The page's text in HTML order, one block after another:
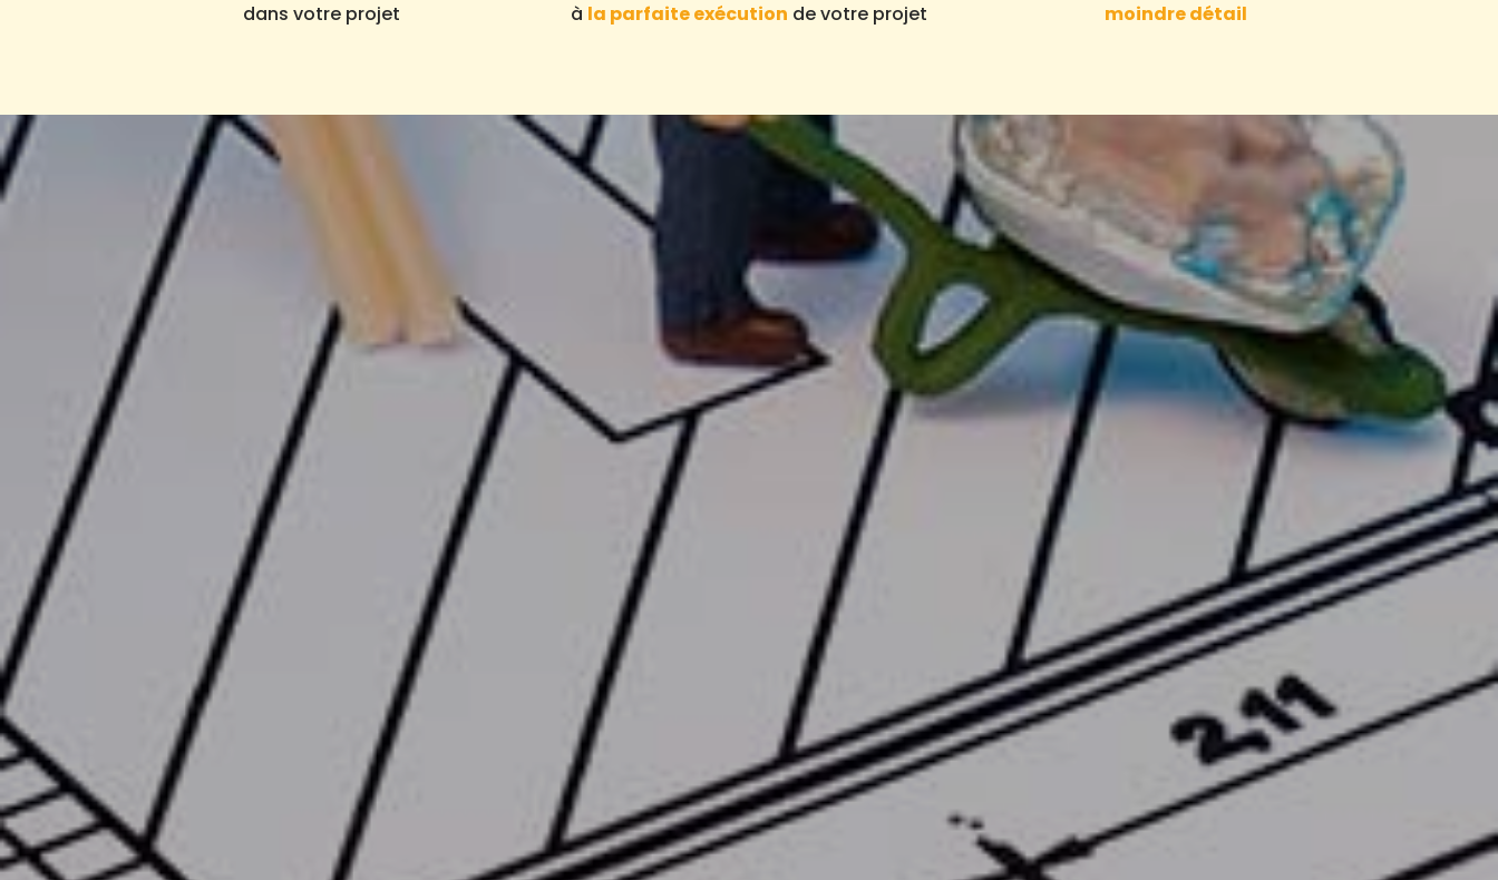
dans votre projet
à la parfaite exécution de votre projet
moindre détail